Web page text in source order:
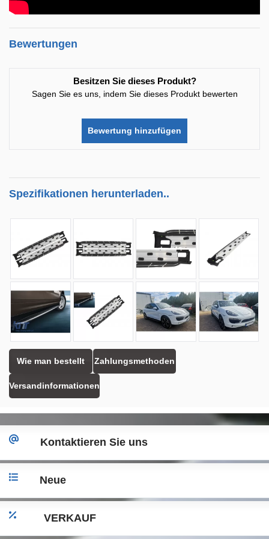
Bewertungen
Besitzen Sie dieses Produkt?
Sagen Sie es uns, indem Sie dieses Produkt bewerten
Bewertung hinzufügen
Spezifikationen herunterladen..
Wie man bestellt Zahlungsmethoden
Versandinformationen
Kontaktieren Sie uns
Neue
VERKAUF